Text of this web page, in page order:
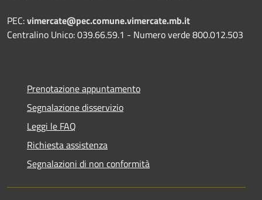
PEC:vimercate@pec.comune.vimercate.mb.it
Centralino Unico: 039.66.59.1 - Numero verde 800.012.503
Prenotazione appuntamento
Segnalazione disservizio
Leggi le FAQ
Richiesta assistenza
Segnalazioni di non conformità